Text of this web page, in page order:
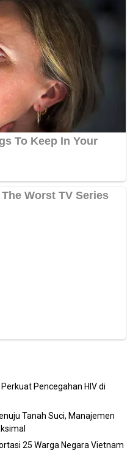
Pencegahan HIV di
Tanah Suci, Manajemen
25 Warga Negara Vietnam